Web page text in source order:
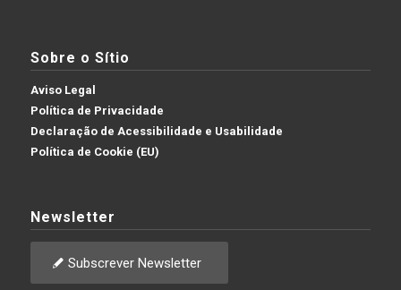
Sobre o Sítio
Aviso Legal
Política de Privacidade
Declaração de Acessibilidade e Usabilidade
Política de Cookie (EU)
Newsletter
Subscrever Newsletter